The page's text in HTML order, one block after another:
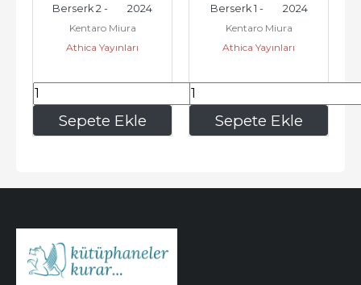
Sepete Ekle
Berserk 2 -        2024
Kentaro Miura
Athica Yayınları
195,00 Sepete Ekle
Berserk 1 -        2024
Kentaro Miura
Athica Yayınları
195,00